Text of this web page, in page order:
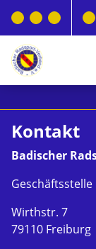
Kontakt
Badischer
Geschäftsstelle
Wirthstr. 7
79110 Freiburg